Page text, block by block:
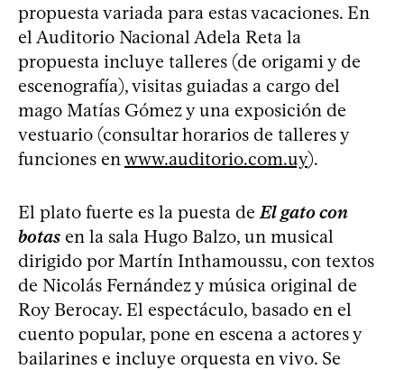
propuesta variada para estas vacaciones. En
el Auditorio Nacional Adela Reta la
propuesta incluye talleres (de origami y de
escenografía), visitas guiadas a cargo del
mago Matías Gómez y una exposición de
vestuario (consultar horarios de talleres y
funciones en www.auditorio.com.uy).
El plato fuerte es la puesta de El gato con
botas en la sala Hugo Balzo, un musical
dirigido por Martín Inthamoussu, con textos
de Nicolás Fernández y música original de
Roy Berocay. El espectáculo, basado en el
cuento popular, pone en escena a actores y
bailarines e incluye orquesta en vivo. Se